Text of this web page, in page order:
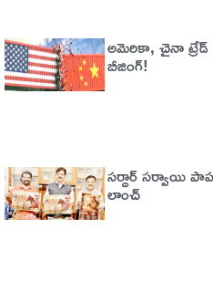
అమెరికా, చైనా ట్రేడ్​​
బీజింగ్​!
సర్దార్ సర్వాయి
లాంచ్